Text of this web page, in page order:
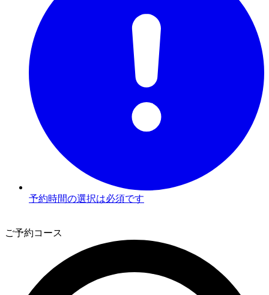
予約時間の選択は必須です
ご予約コース